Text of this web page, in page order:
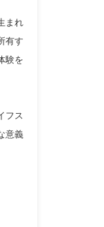
まれ
有す
験を
フス
意義